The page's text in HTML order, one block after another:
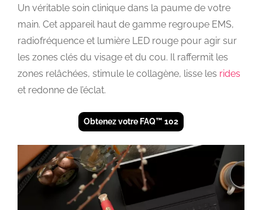
Un véritable soin clinique dans la paume de votre
main. Cet appareil haut de gamme regroupe EMS,
radiofréquence et lumière LED rouge pour agir sur
les zones clés du visage et du cou. Il raffermit les
zones relâchées, stimule le collagène, lisse les rides
et redonne de l’éclat.
Obtenez votre FAQ™ 102